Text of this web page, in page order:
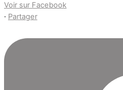
Voir sur Facebook
· Partager